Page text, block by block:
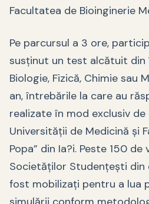
Facultatea de Bioinginerie
Pe parcursul a 3 ore,
susţinut un test alcătuit
Biologie, Fizică, Chimie sau
an, întrebările la care au
realizate în mod exclusiv
Universităţii de Medicină şi
Popa” din Ia?i. Peste 150 de
Societăţilor Studenţeşti din
fost mobilizaţi pentru a lua